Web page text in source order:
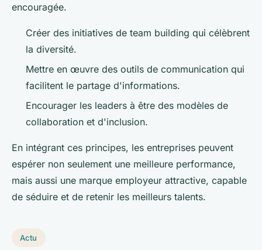
encouragée.
Créer des initiatives de team building qui célèbrent
la diversité.
Mettre en œuvre des outils de communication qui
facilitent le partage d'informations.
Encourager les leaders à être des modèles de
collaboration et d'inclusion.
En intégrant ces principes, les entreprises peuvent
espérer non seulement une meilleure performance,
mais aussi une marque employeur attractive, capable
de séduire et de retenir les meilleurs talents.
Actu